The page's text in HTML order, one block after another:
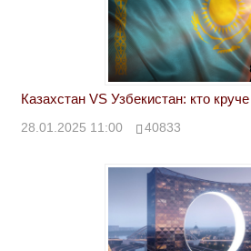
Казахстан VS Узбекистан: кто
28.01.2025 11:00 40833